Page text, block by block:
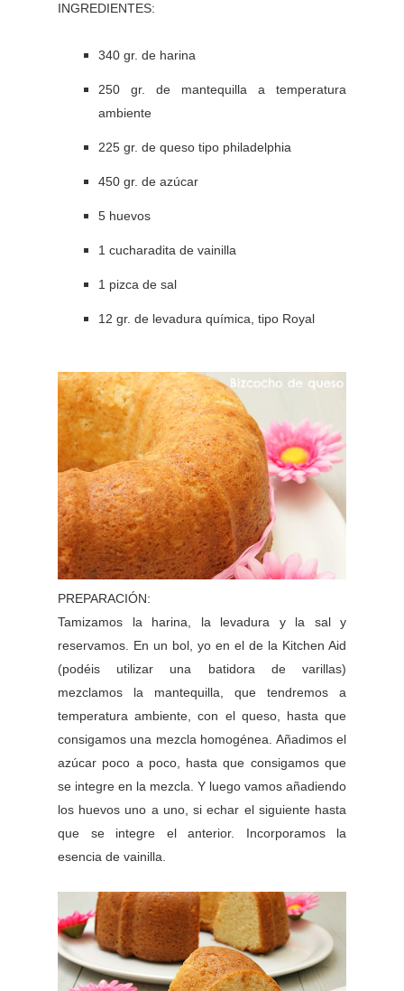
INGREDIENTES:
340 gr. de harina
250 gr. de mantequilla a temperatura
ambiente
225 gr. de queso tipo philadelphia
450 gr. de azúcar
5 huevos
1 cucharadita de vainilla
1 pizca de sal
12 gr. de levadura química, tipo Royal
PREPARACIÓN:
Tamizamos la harina, la levadura y la sal y
reservamos. En un bol, yo en el de la Kitchen Aid
(podéis utilizar una batidora de varillas)
mezclamos la mantequilla, que tendremos a
temperatura ambiente, con el queso, hasta que
consigamos una mezcla homogénea. Añadimos el
azúcar poco a poco, hasta que consigamos que
se integre en la mezcla. Y luego vamos añadiendo
los huevos uno a uno, si echar el siguiente hasta
que se integre el anterior. Incorporamos la
esencia de vainilla.